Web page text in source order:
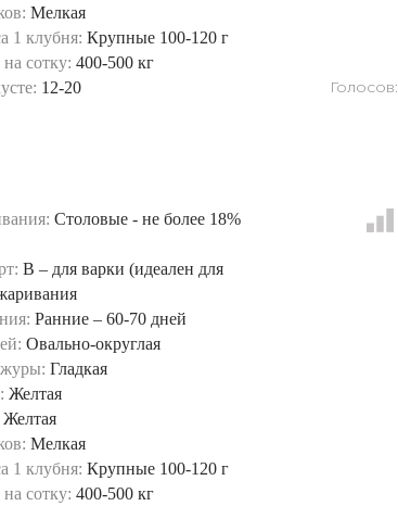
Мелкая
1 клубня: Крупные 100-120 г
сотку: 400-500 кг
12-20 Голосов:
Столовые - не более 18%
B – для варки (идеален для
Ранние – 60-70 дней
Овально-округлая
Гладкая
Желтая
Желтая
Мелкая
1 клубня: Крупные 100-120 г
сотку: 400-500 кг